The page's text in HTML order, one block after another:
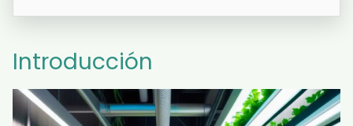
Introducción